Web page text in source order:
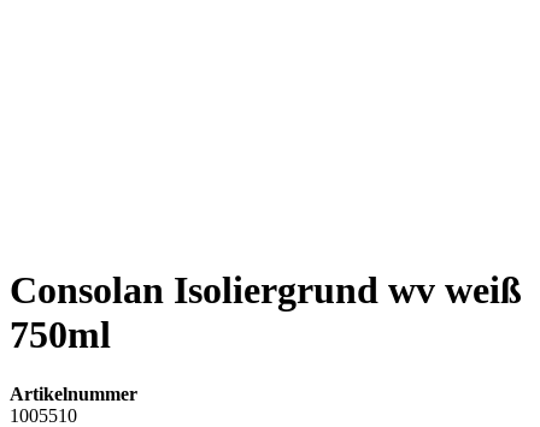
Consolan Isoliergrund wv weiß
750ml
Artikelnummer
1005510